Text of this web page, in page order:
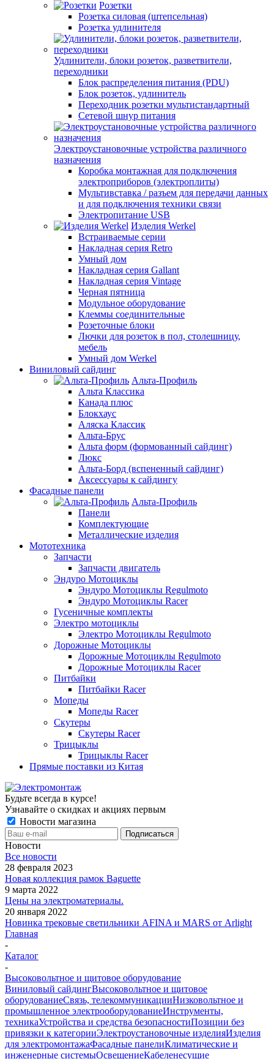
Розетки
Розетка силовая (штепсельная)
Розетка удлинителя
Удлинители, блоки розеток, разветвители,
переходники
Блок распределения питания (PDU)
Блок розеток, удлинитель
Переходник розетки мультистандартный
Сетевой шнур питания
Электроустановочные устройства различного
назначения
Коробка монтажная для подключения
электроприборов (электроплиты)
Мультивставка / разъем для передачи данных
и для подключения техники связи
Электропитание USB
Изделия Werkel
Встраиваемые серии
Накладная серия Retro
Умный дом
Накладная серия Gallant
Накладная серия Vintage
Черная пятница
Модульное оборудование
Клеммы соединительные
Розеточные блоки
Лючки для розеток в пол, столешницу,
мебель
Умный дом Werkel
Виниловый сайдинг
Альта-Профиль
Альта Классика
Канада плюс
Блокхаус
Аляска Классик
Альта-Брус
Альта форм (формованный сайдинг)
Люкс
Альта-Борд (вспененный сайдинг)
Аксессуары к сайдингу
Фасадные панели
Альта-Профиль
Панели
Комплектующие
Металлические изделия
Мототехника
Запчасти
Запчасти двигатель
Эндуро Мотоциклы
Эндуро Мотоциклы Regulmoto
Эндуро Мотоциклы Racer
Гусеничные комплекты
Электро мотоциклы
Электро Мотоциклы Regulmoto
Дорожные Мотоциклы
Дорожные Мотоциклы Regulmoto
Дорожные Мотоциклы Racer
Питбайки
Питбайки Racer
Мопеды
Мопеды Racer
Скутеры
Скутеры Racer
Трицыклы
Трицыклы Racer
Прямые поставки из Китая
Будьте всегда в курсе!
Узнавайте о скидках и акциях первым
Новости магазина
Новости
Все новости
28 февраля 2023
Новая коллекция рамок Baguette
9 марта 2022
Цены на электроматериалы.
20 января 2022
Новинка трековые светильники AFINA и MARS от Arlight
Главная
-
Каталог
-
Высоковольтное и щитовое оборудование
Виниловый сайдингВысоковольтное и щитовое
оборудованиеСвязь, телекоммуникацииНизковольтное и
промышленное электрооборудованиеИнструменты,
техникаУстройства и средства безопасностиПозиции без
привязки к категорииЭлектроустановочные изделияИзделия
для электромонтажаФасадные панелиКлиматические и
инженерные системыОсвещениеКабеленесущие